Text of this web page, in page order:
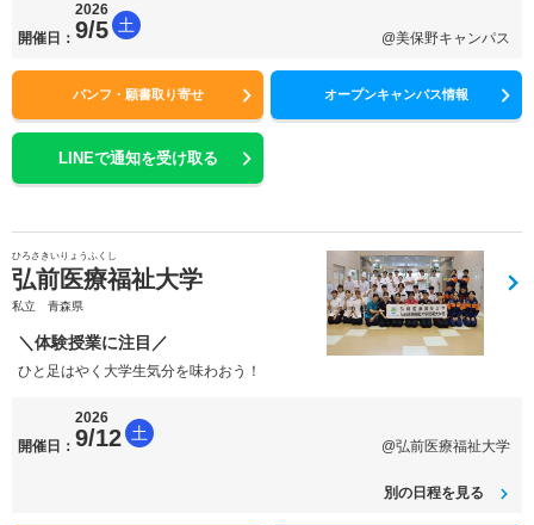
開催日：
2026
9/5 土
@美保野キャンパス
パンフ・願書取り寄せ オープンキャンパス情報
LINEで通知を受け取る
ひろさきいりょうふくし
弘前医療福祉大学
私立 青森県
＼体験授業に注目／
ひと足はやく大学生気分を味わおう！
開催日：
2026
9/12 土
@弘前医療福祉大学
別の日程を見る